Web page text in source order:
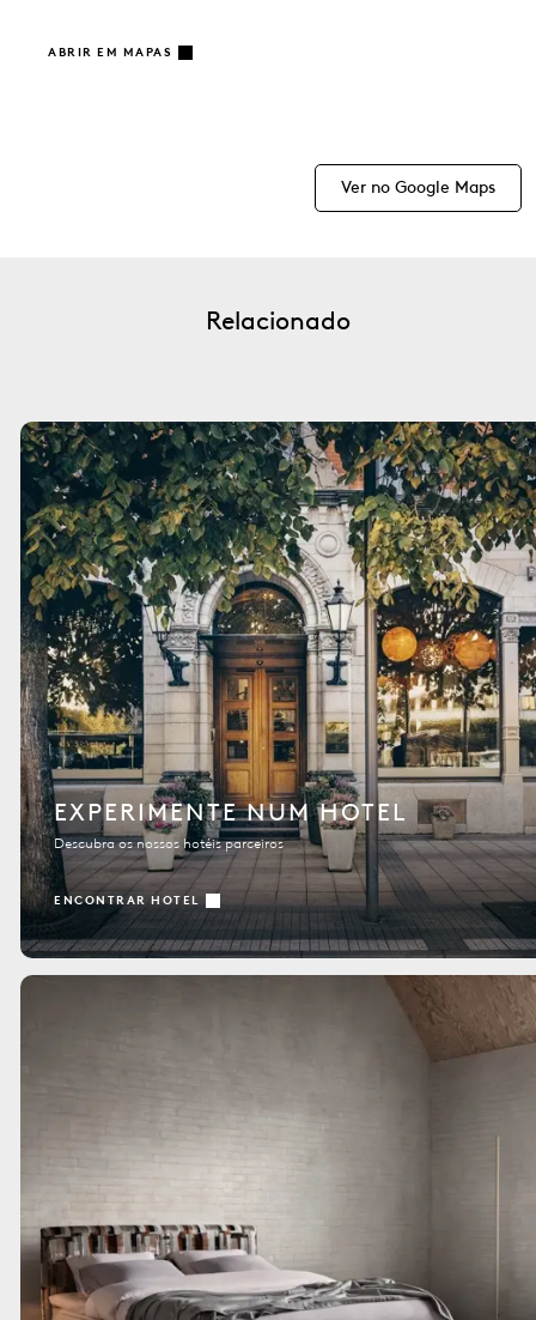
ABRIR EM MAPAS
Ver no Google Maps
Relacionado
EXPERIMENTE NUM HOTEL
Descubra os nossos hotéis parceiros
ENCONTRAR HOTEL